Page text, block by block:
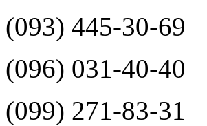
(093) 445-30-69
(096) 031-40-40
(099) 271-83-31